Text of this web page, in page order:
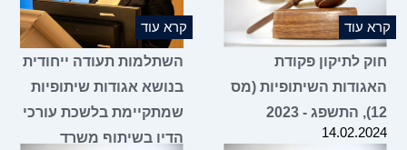
קרא עוד
חוק לתיקון פקודת
האגודות השיתופיות (מס
12), התשפג - 2023
14.02.2024
קרא עוד
השתלמות תעודה ייחודית
בנושא אגודות שיתופיות
שמתקיימת בלשכת עורכי
הדין בשיתוף משרד